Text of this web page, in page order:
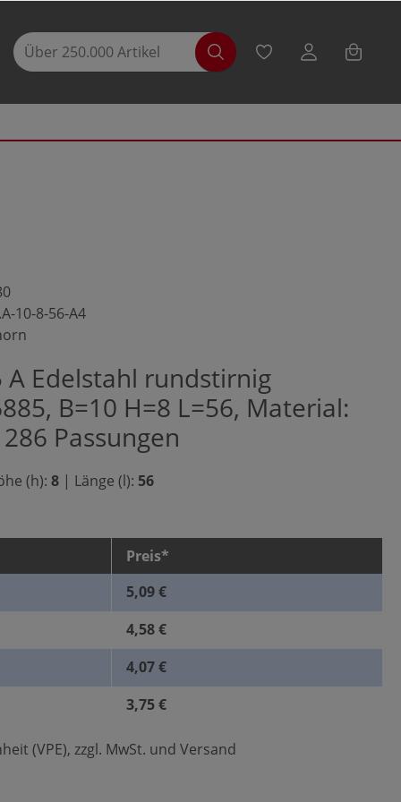
10-8-56-A4
A Edelstahl rundstirnig
B=10 H=8 L=56, Material:
Passungen
(h): 8 | Länge (l): 56
Preis*
5,09 €
4,58 €
4,07 €
3,75 €
(VPE), zzgl. MwSt. und Versand